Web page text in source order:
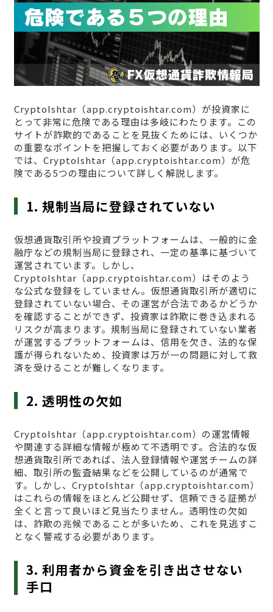
CryptoIshtar（app.cryptoishtar.com）が投資家に
とって非常に危険である理由は多岐にわたります。この
サイトが詐欺的であることを見抜くためには、いくつか
の重要なポイントを把握しておく必要があります。以下
では、CryptoIshtar（app.cryptoishtar.com）が危
険である5つの理由について詳しく解説します。
1. 規制当局に登録されていない
仮想通貨取引所や投資プラットフォームは、一般的に金
融庁などの規制当局に登録され、一定の基準に基づいて
運営されています。しかし、
CryptoIshtar（app.cryptoishtar.com）はそのよう
な公式な登録をしていません。仮想通貨取引所が適切に
登録されていない場合、その運営が合法であるかどうか
を確認することができず、投資家は詐欺に巻き込まれる
リスクが高まります。規制当局に登録されていない業者
が運営するプラットフォームは、信用を欠き、法的な保
護が得られないため、投資家は万が一の問題に対して救
済を受けることが難しくなります。
2. 透明性の欠如
CryptoIshtar（app.cryptoishtar.com）の運営情報
や関連する詳細な情報が極めて不透明です。合法的な仮
想通貨取引所であれば、法人登録情報や運営チームの詳
細、取引所の監査結果などを公開しているのが通常で
す。しかし、CryptoIshtar（app.cryptoishtar.com）
はこれらの情報をほとんど公開せず、信頼できる証拠が
全くと言って良いほど見当たりません。透明性の欠如
は、詐欺の兆候であることが多いため、これを見逃すこ
となく警戒する必要があります。
3. 利用者から資金を引き出させない
手口